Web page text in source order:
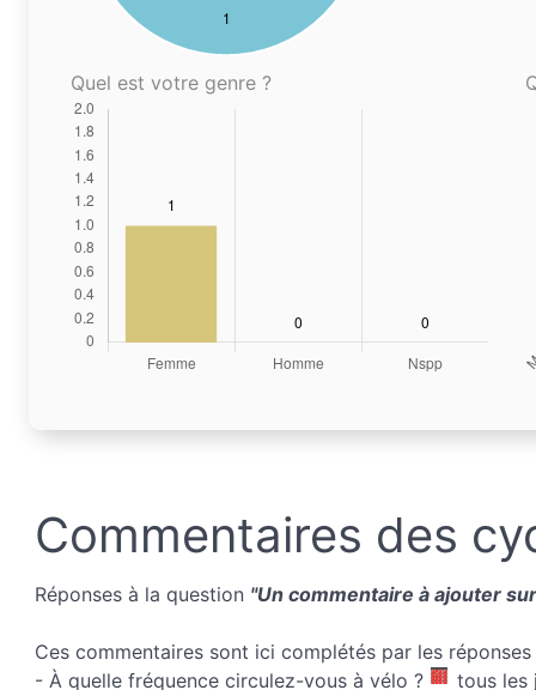
Quel est votre genre ?
Commentaires des
Réponses à la question "Un commentaire à ajouter
Ces commentaires sont ici complétés par les
- À quelle fréquence circulez-vous à vélo ?
tous les